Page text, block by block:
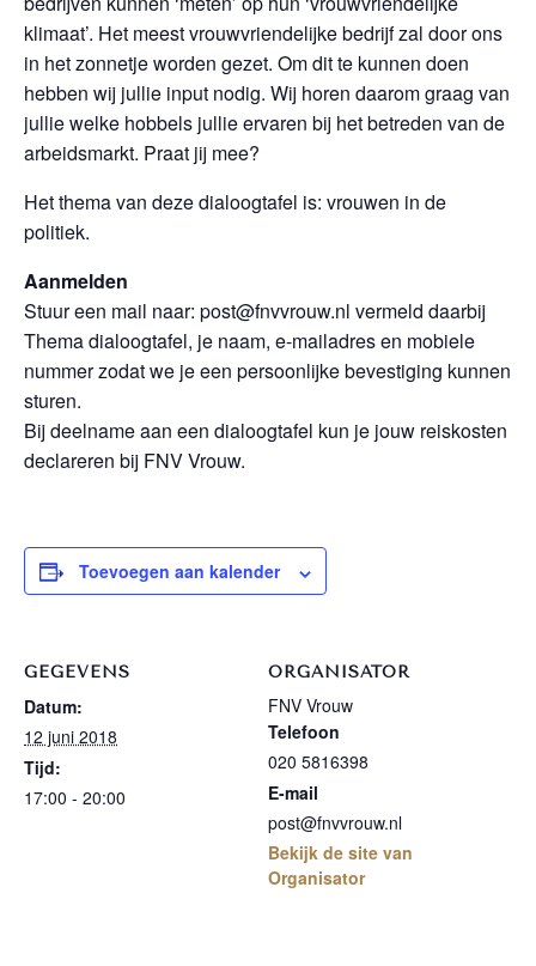
klimaat’. Het meest vrouwvriendelijke bedrijf zal door ons
in het zonnetje worden gezet. Om dit te kunnen doen
hebben wij jullie input nodig. Wij horen daarom graag van
jullie welke hobbels jullie ervaren bij het betreden van de
arbeidsmarkt. Praat jij mee?
Het thema van deze dialoogtafel is: vrouwen in de
politiek.
Aanmelden
Stuur een mail naar: post@fnvvrouw.nl vermeld daarbij
Thema dialoogtafel, je naam, e-mailadres en mobiele
nummer zodat we je een persoonlijke bevestiging kunnen
sturen.
Bij deelname aan een dialoogtafel kun je jouw reiskosten
declareren bij FNV Vrouw.
Toevoegen aan kalender
GEGEVENS
Datum:
12 juni 2018
Tijd:
17:00 - 20:00
ORGANISATOR
FNV Vrouw
Telefoon
020 5816398
E-mail
post@fnvvrouw.nl
Bekijk de site van
Organisator